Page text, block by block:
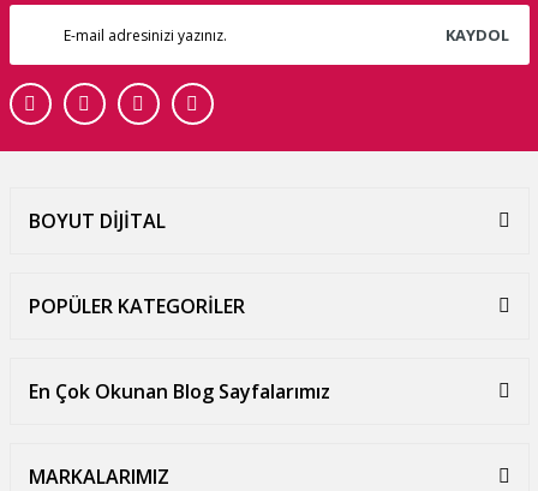
KAYDOL
BOYUT DİJİTAL
POPÜLER KATEGORİLER
En Çok Okunan Blog Sayfalarımız
MARKALARIMIZ